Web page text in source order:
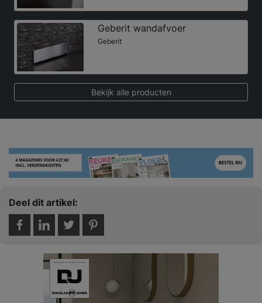
Geberit wandafvoer
Geberit
Bekijk alle producten
Deel dit artikel: